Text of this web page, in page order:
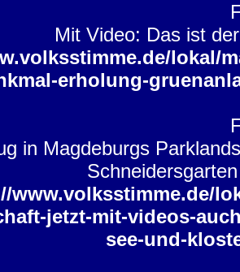
Mit Video: Das ist
lokal/
erholung-
in Magdeburgs
www.volksstimme.de/
jetzt-mit-videos-
see-und-